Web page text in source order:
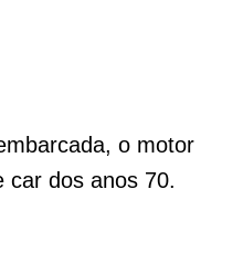
o motor
car dos anos 70.